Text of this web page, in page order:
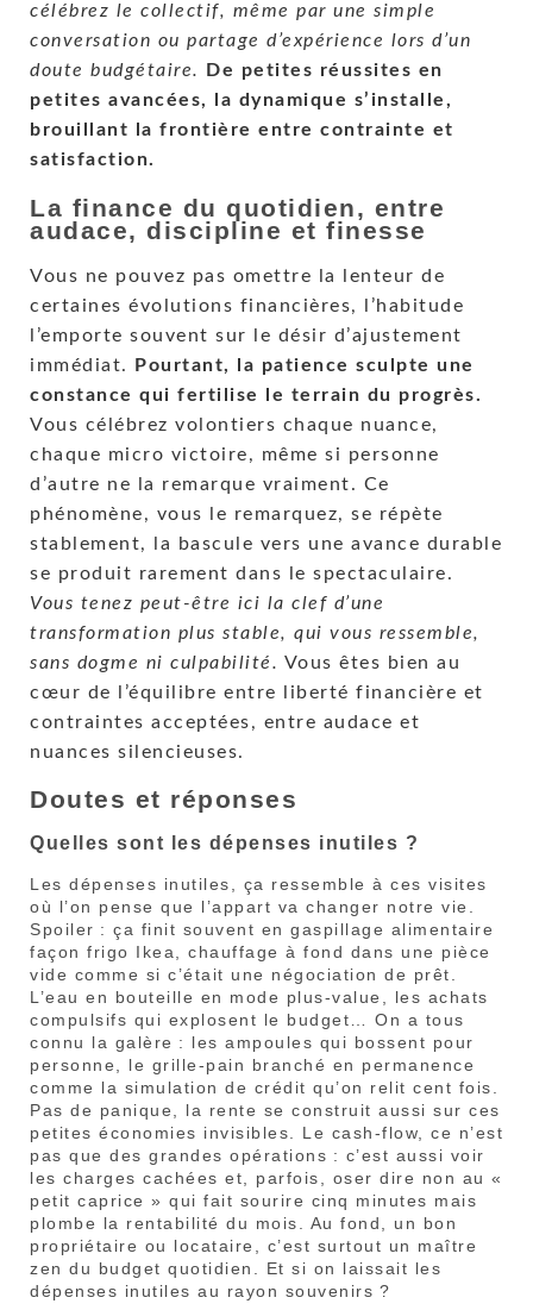
célébrez le collectif, même par une simple
conversation ou partage d’expérience lors d’un
doute budgétaire.
De petites réussites en
petites avancées, la dynamique s’installe,
brouillant la frontière entre contrainte et
satisfaction.
La finance du quotidien, entre
audace, discipline et finesse
Vous ne pouvez pas omettre la lenteur de
certaines évolutions financières, l’habitude
l’emporte souvent sur le désir d’ajustement
immédiat.
Pourtant, la patience sculpte une
constance qui fertilise le terrain du progrès.
Vous célébrez volontiers chaque nuance,
chaque micro victoire, même si personne
d’autre ne la remarque vraiment. Ce
phénomène, vous le remarquez, se répète
stablement, la bascule vers une avance durable
se produit rarement dans le spectaculaire.
Vous tenez peut-être ici la clef d’une
transformation plus stable, qui vous ressemble,
sans dogme ni culpabilité. Vous êtes bien au
cœur de l’équilibre entre liberté financière et
contraintes acceptées, entre audace et
nuances silencieuses.
Doutes et réponses
Quelles sont les dépenses inutiles ?
Les dépenses inutiles, ça ressemble à ces visites
où l’on pense que l’appart va changer notre vie.
Spoiler : ça finit souvent en gaspillage alimentaire
façon frigo Ikea, chauffage à fond dans une pièce
vide comme si c’était une négociation de prêt.
L’eau en bouteille en mode plus-value, les achats
compulsifs qui explosent le budget… On a tous
connu la galère : les ampoules qui bossent pour
personne, le grille-pain branché en permanence
comme la simulation de crédit qu’on relit cent fois.
Pas de panique, la rente se construit aussi sur ces
petites économies invisibles. Le cash-flow, ce n’est
pas que des grandes opérations : c’est aussi voir
les charges cachées et, parfois, oser dire non au «
petit caprice » qui fait sourire cinq minutes mais
plombe la rentabilité du mois. Au fond, un bon
propriétaire ou locataire, c’est surtout un maître
zen du budget quotidien. Et si on laissait les
dépenses inutiles au rayon souvenirs ?